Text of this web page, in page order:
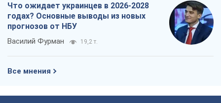
Что ожидает украинцев в 2026-2028
годах? Основные выводы из новых
прогнозов от НБУ
Василий Фурман 19,2 т.
Все мнения